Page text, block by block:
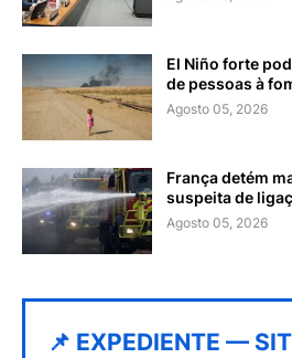
El Niño forte
de pessoas à
Agosto 05, 2026
França detém
suspeita de
Agosto 05, 2026
📌 EXPEDIENTE —